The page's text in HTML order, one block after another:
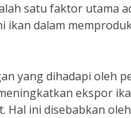
satu faktor utama
ikan dalam
yang dihadapi oleh
ekspor
Hal ini disebabkan